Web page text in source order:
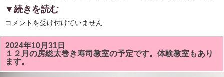
放
さ
て
い
る
「梅
の
花」
▼続きを読む
「TOPPAN
式
会
社」
の
運
営
コメントを受け付けていません
2024年10月31日
１２月の房総太巻き寿司教室の予定です。体験教室もあり
ます。